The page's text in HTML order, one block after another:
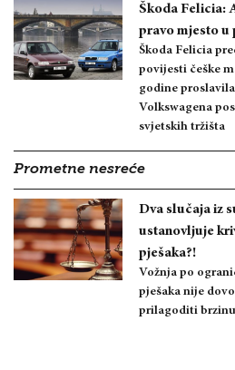
Škoda Felicia:
pravo mjesto u
Škoda Felicia
povijesti češke
godine
Volkswagena
svjetskih tržišta
Prometne nesreće
Dva slučaja iz
ustanovljuje
pješaka?!
Vožnja po
pješaka nije
prilagoditi brzinu